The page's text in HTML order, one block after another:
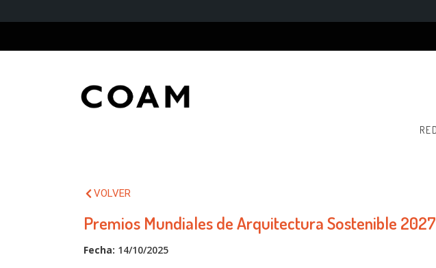
VOLVER
Premios Mundiales de Arquitectura Sostenible 2027
Fecha: 14/10/2025